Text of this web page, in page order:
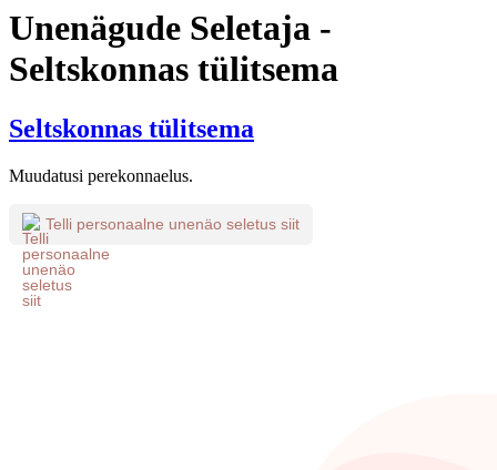
Unenägude Seletaja -
Seltskonnas tülitsema
Seltskonnas tülitsema
Muudatusi perekonnaelus.
Telli personaalne unenäo seletus siit